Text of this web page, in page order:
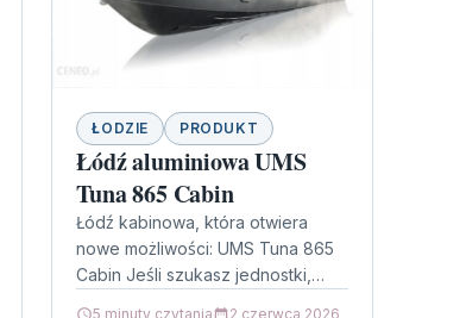
ŁODZIE PRODUKT
Łódź aluminiowa UMS
Tuna 865 Cabin
Łódź kabinowa, która otwiera
nowe możliwości: UMS Tuna 865
Cabin Jeśli szukasz jednostki,
5 minuty czytania 2 czerwca 2026